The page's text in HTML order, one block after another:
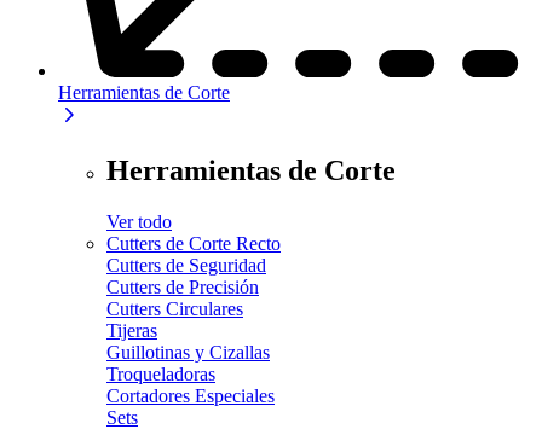
Herramientas de Corte
Herramientas de Corte
Ver todo
Cutters de Corte Recto
Cutters de Seguridad
Cutters de Precisión
Cutters Circulares
Tijeras
Guillotinas y Cizallas
Troqueladoras
Cortadores Especiales
Sets